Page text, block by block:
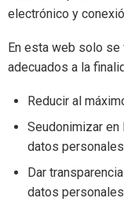
electrónico y
En esta web solo
adecuados a la
Reducir al
Seudonimizar
datos
Dar
datos